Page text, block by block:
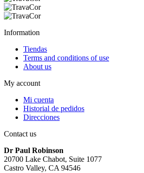
Information
Tiendas
Terms and conditions of use
About us
My account
Mi cuenta
Historial de pedidos
Direcciones
Contact us
Dr Paul Robinson
20700 Lake Chabot, Suite 1077
Castro Valley, CA 94546